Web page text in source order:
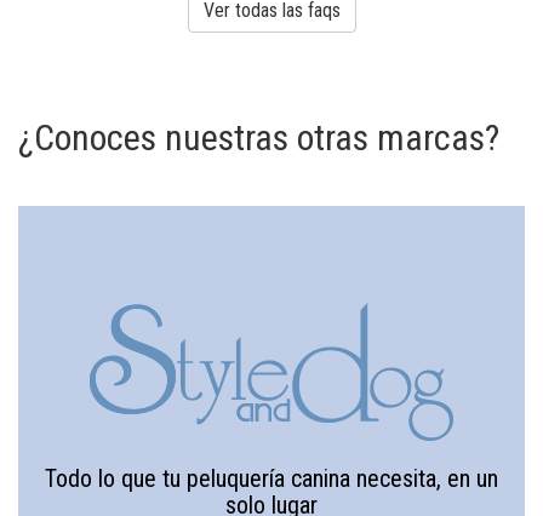
Ver todas las faqs
¿Conoces nuestras otras marcas?
Todo lo que tu peluquería canina necesita, en un
solo lugar